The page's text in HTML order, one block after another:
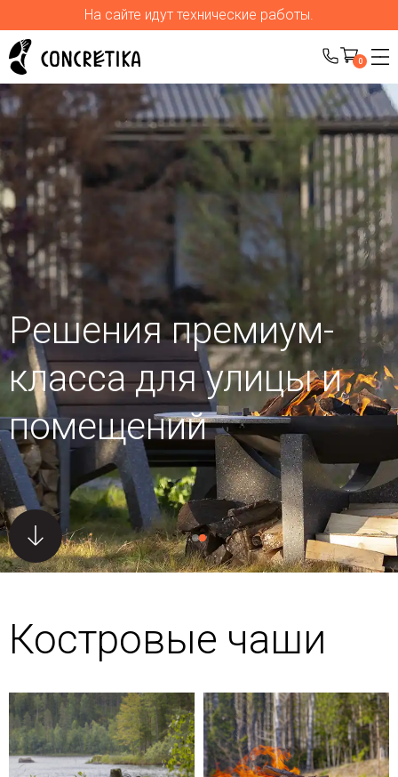
На сайте идут технические работы.
0
Решения премиум-
класса для улицыи
помещений
Костровые чаши